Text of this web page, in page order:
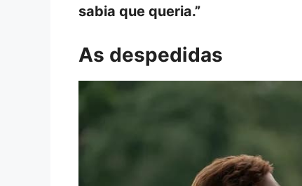
sabia que queria.”
As despedidas